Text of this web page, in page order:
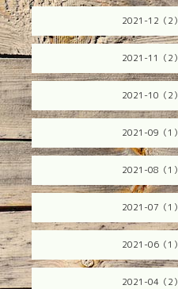
2021-12（2）
2021-11（2）
2021-10（2）
2021-09（1）
2021-08（1）
2021-07（1）
2021-06（1）
2021-04（2）